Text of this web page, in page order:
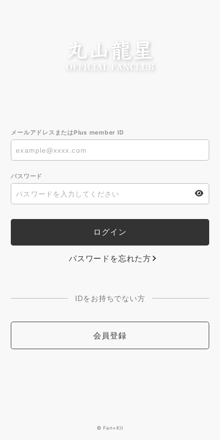
メールアドレスまたはPlus member ID
パスワード
パスワードを忘れた方
IDをお持ちでない方
会員登録
© Fan+Kit